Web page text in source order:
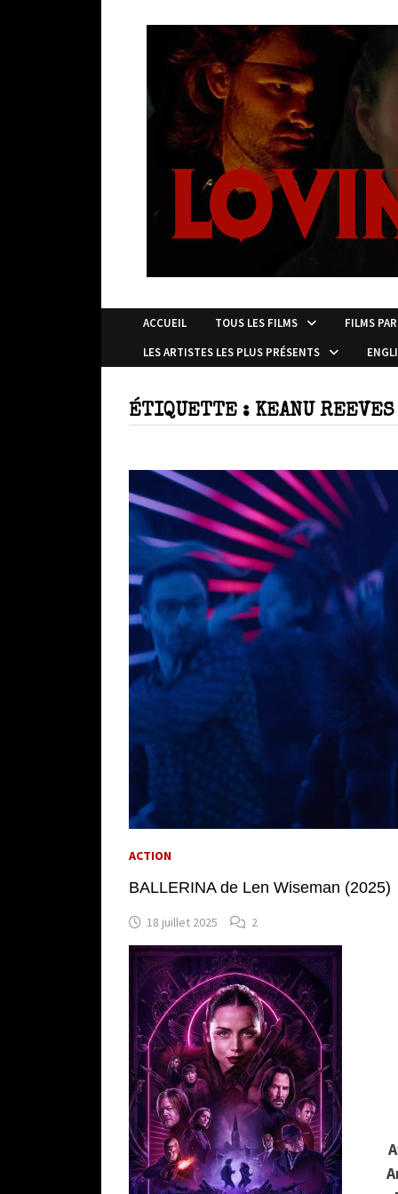
ACCUEIL TOUS LES FILMS
FILMS
LES ARTISTES LES PLUS PRÉSENTS
ÉTIQUETTE : KEANU REEVES
ACTION
BALLERINA de Len Wiseman (2025)
18 juillet 2025 2